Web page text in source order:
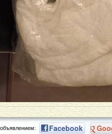
Facebook